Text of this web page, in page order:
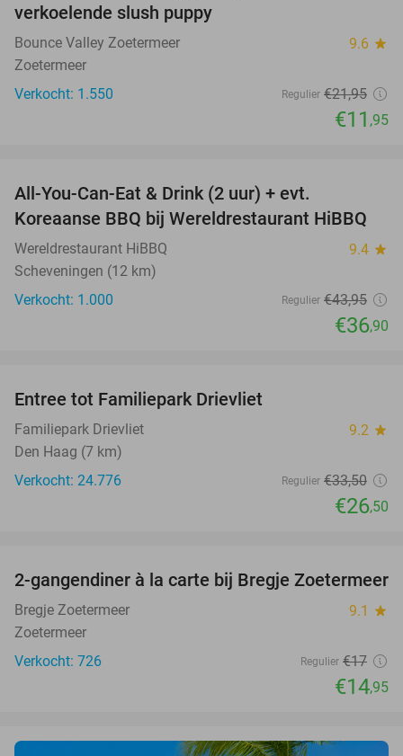
verkoelende slush puppy
Bounce Valley Zoetermeer 9.6 star
Zoetermeer
Verkocht: 1.550
Regulier €21,95
€11 ,95
All-You-Can-Eat & Drink (2 uur) + evt.
Koreaanse BBQ bij Wereldrestaurant HiBBQ
Wereldrestaurant HiBBQ 9.4 star
Scheveningen (12 km)
Verkocht: 1.000
Regulier €43,95
€36,90
Entree tot Familiepark Drievliet
Familiepark Drievliet 9.2 star
Den Haag (7 km)
Verkocht: 24.776
Regulier €33,50
€26,50
12%
2-gangendiner à la carte bij Bregje Zoetermeer
Bregje Zoetermeer 9.1 star
Zoetermeer
Verkocht: 726
Regulier €17
€14,95